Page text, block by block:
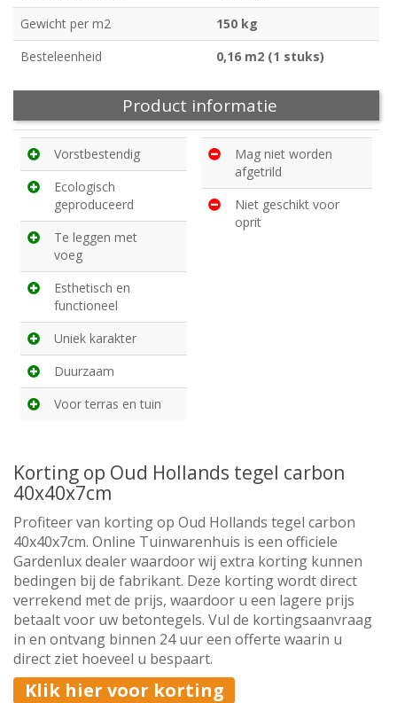
Gewicht per m2
150 kg
Besteleenheid
0,16 m2 (1 stuks)
Product informatie
Vorstbestendig
Ecologisch
geproduceerd
Te leggen met
voeg
Esthetisch en
functioneel
Uniek karakter
Duurzaam
Voor terras en tuin
Mag niet worden
afgetrild
Niet geschikt voor
oprit
Korting op Oud Hollands tegel carbon
40x40x7cm
Profiteer van korting op Oud Hollands tegel carbon
40x40x7cm. Online Tuinwarenhuis is een officiele
Gardenlux dealer waardoor wij extra korting kunnen
bedingen bij de fabrikant. Deze korting wordt direct
verrekend met de prijs, waardoor u een lagere prijs
betaalt voor uw betontegels. Vul de kortingsaanvraag
in en ontvang binnen 24 uur een offerte waarin u
direct ziet hoeveel u bespaart.
Klik hier voor korting